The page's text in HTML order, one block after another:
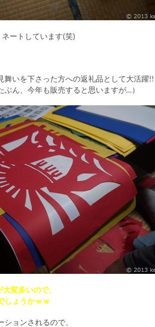
ネートしています(笑)
舞いを下さった方への返礼品として大活躍!!
ん、今年も販売すると思いますが…）
変多いので、
しょうかｗｗ
ョンされるので、